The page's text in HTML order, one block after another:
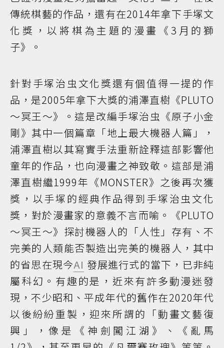
傳統棋藝的作品，還有在2014年拿下手塚文
化獎，以將棋為主題的漫畫《3月的獅
子》。
針對手塚治虫文化獎還有個值得一提的作
品，是2005年拿下大獎的浦澤直樹《PLUTO
～冥王～》。這是改編手塚治虫《原子小金
剛》其中一個篇章「地上最大機器人篇」，
浦澤直樹以其寫實手法重新詮釋這部影響他
童年的作品，也向漫畫之神致敬。這部是浦
澤直樹繼1999年《MONSTER》之後再次獲
獎，以手塚的經典作品得到手塚治虫文化
獎，對於漫畫家的意義不言而喻。《PLUTO
～冥王～》探討機器人的「人性」存有、不
完美的人類能否製造出完美的機器人，其中
的省思在現今AI 發展進行式的當下，已非純
屬科幻。有趣的是，近來有許多動漫迷發
現，不少昭和、平成年代的舊作在2020年代
以後紛紛重製，迎來所謂的「動畫文藝復
興」，像是《神劍闖江湖》、《亂馬